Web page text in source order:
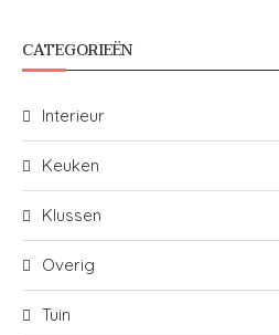
CATEGORIEËN
Interieur
Keuken
Klussen
Overig
Tuin